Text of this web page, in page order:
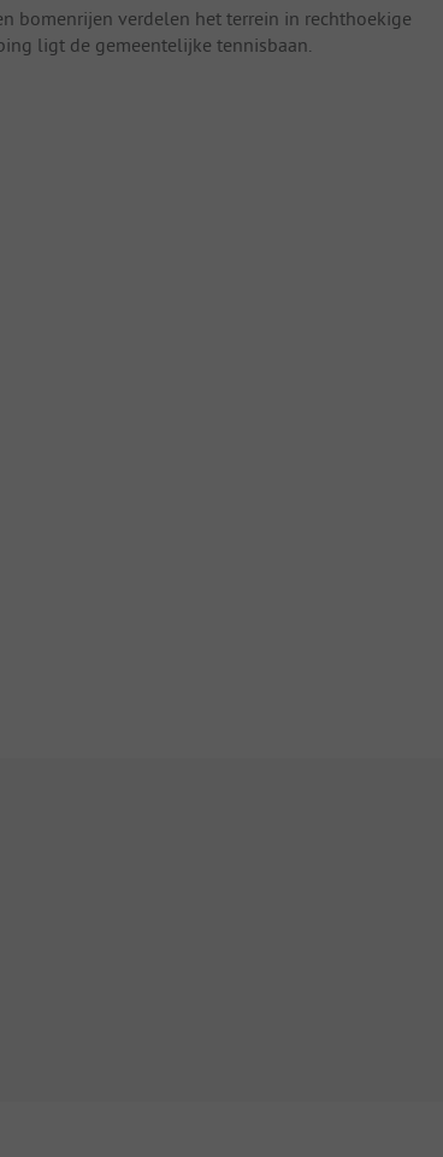
bomenrijen verdelen het terrein in rechthoekige
ligt de gemeentelijke tennisbaan.